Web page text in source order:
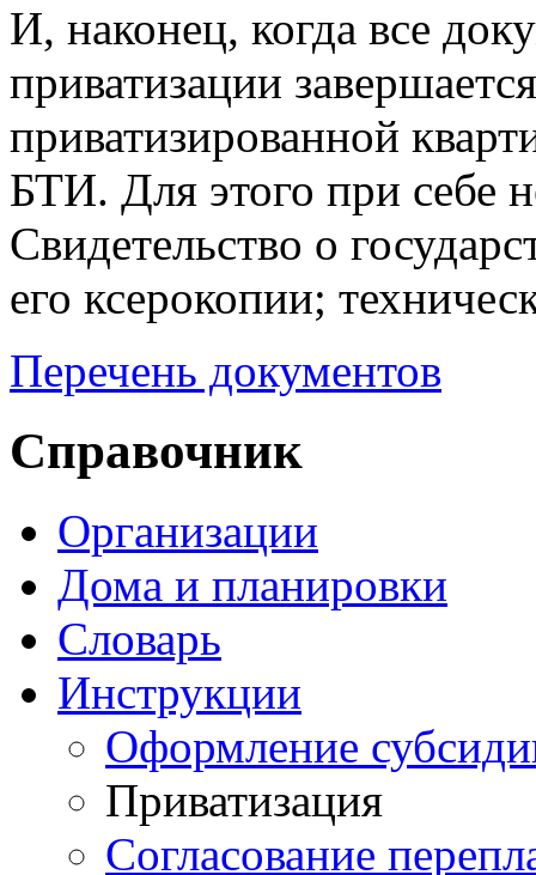
И, наконец, когда все
приватизации
приватизированной
БТИ. Для этого при себе
Свидетельство о
его ксерокопии;
Перечень документов
Справочник
Организации
Дома и планировки
Словарь
Инструкции
Оформление
Приватизация
Согласование